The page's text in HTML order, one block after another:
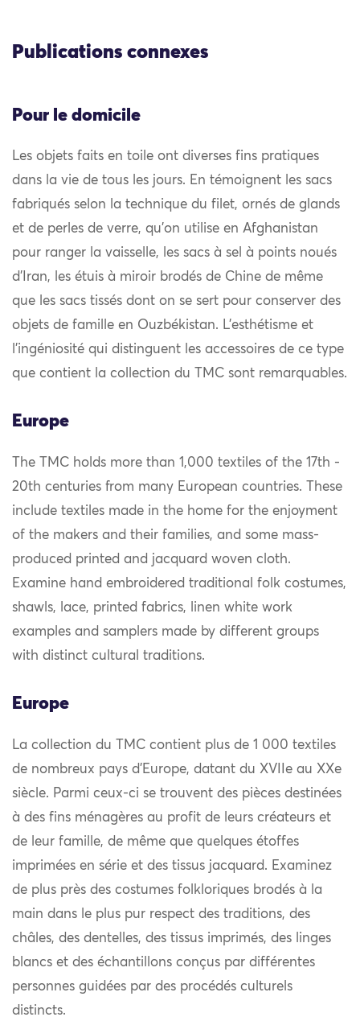
Publications connexes
Pour le domicile
Les objets faits en toile ont diverses fins pratiques
dans la vie de tous les jours. En témoignent les sacs
fabriqués selon la technique du filet, ornés de glands
et de perles de verre, qu’on utilise en Afghanistan
pour ranger la vaisselle, les sacs à sel à points noués
d’Iran, les étuis à miroir brodés de Chine de même
que les sacs tissés dont on se sert pour conserver des
objets de famille en Ouzbékistan. L’esthétisme et
l’ingéniosité qui distinguent les accessoires de ce type
que contient la collection du TMC sont remarquables.
Europe
The TMC holds more than 1,000 textiles of the 17th -
20th centuries from many European countries. These
include textiles made in the home for the enjoyment
of the makers and their families, and some mass-
produced printed and jacquard woven cloth.
Examine hand embroidered traditional folk costumes,
shawls, lace, printed fabrics, linen white work
examples and samplers made by different groups
with distinct cultural traditions.
Europe
La collection du TMC contient plus de 1 000 textiles
de nombreux pays d’Europe, datant du XVIIe au XXe
siècle. Parmi ceux-ci se trouvent des pièces destinées
à des fins ménagères au profit de leurs créateurs et
de leur famille, de même que quelques étoffes
imprimées en série et des tissus jacquard. Examinez
de plus près des costumes folkloriques brodés à la
main dans le plus pur respect des traditions, des
châles, des dentelles, des tissus imprimés, des linges
blancs et des échantillons conçus par différentes
personnes guidées par des procédés culturels
distincts.